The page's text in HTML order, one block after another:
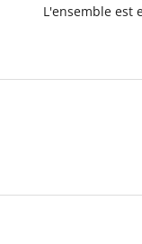
L'ensemble est